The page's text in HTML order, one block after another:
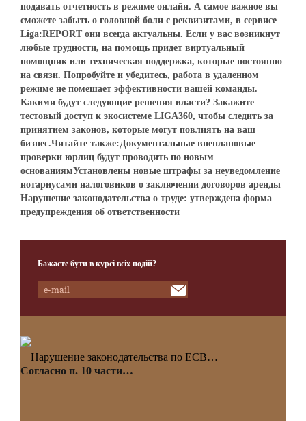
подавать отчетность в режиме онлайн. А самое важное вы
сможете забыть о головной боли с реквизитами, в сервисе
Liga:REPORT они всегда актуальны. Если у вас возникнут
любые трудности, на помощь придет виртуальный
помощник или техническая поддержка, которые постоянно
на связи. Попробуйте и убедитесь, работа в удаленном
режиме не помешает эффективности вашей команды.
Какими будут следующие решения власти? Закажите
тестовый доступ к экосистеме LIGA360, чтобы следить за
принятием законов, которые могут повлиять на ваш
бизнес.Читайте также:Документальные внеплановые
проверки юрлиц будут проводить по новым
основаниямУстановлены новые штрафы за неуведомление
нотариусами налоговиков о заключении договоров аренды
Нарушение законодательства о труде: утверждена форма
предупреждения об ответственности
Бажаєте бути в курсі всіх подій?
Нарушение законодательства по ЕСВ…
Согласно п. 10 части…